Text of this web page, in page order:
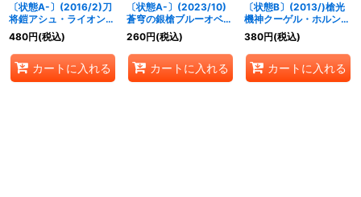
〔状態A-〕(2016/2)刀
将鎧アシュ・ライオン
(イラスト違い/CGカー
ド)【R】{BSC20-020}
《赤》
480円(税込)
カートに入れる
〔状態A-〕(2023/10)
蒼穹の銀槍ブルーオベリ
スク【P】{P23-01}
《白》
260円(税込)
カートに入れる
〔状態B〕(2013/)槍光
機神クーゲル・ホルン
【X】{BS21-X04}
《白》
380円(税込)
カートに入れる